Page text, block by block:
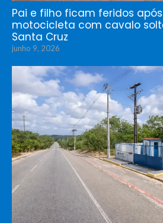
Pai e filho ficam feridos
motocicleta com cavalo
Santa Cruz
junho 9, 2026